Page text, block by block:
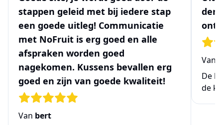
stappen geleid met bij iedere stap
een goede uitleg! Communicatie
met NoFruit is erg goed en alle
afspraken worden goed
nagekomen. Kussens bevallen erg
goed en zijn van goede kwaliteit!
Van bert
Van
De
de